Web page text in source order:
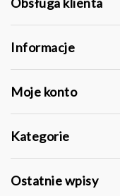
Informacje
Moje konto
Kategorie
Ostatnie wpisy